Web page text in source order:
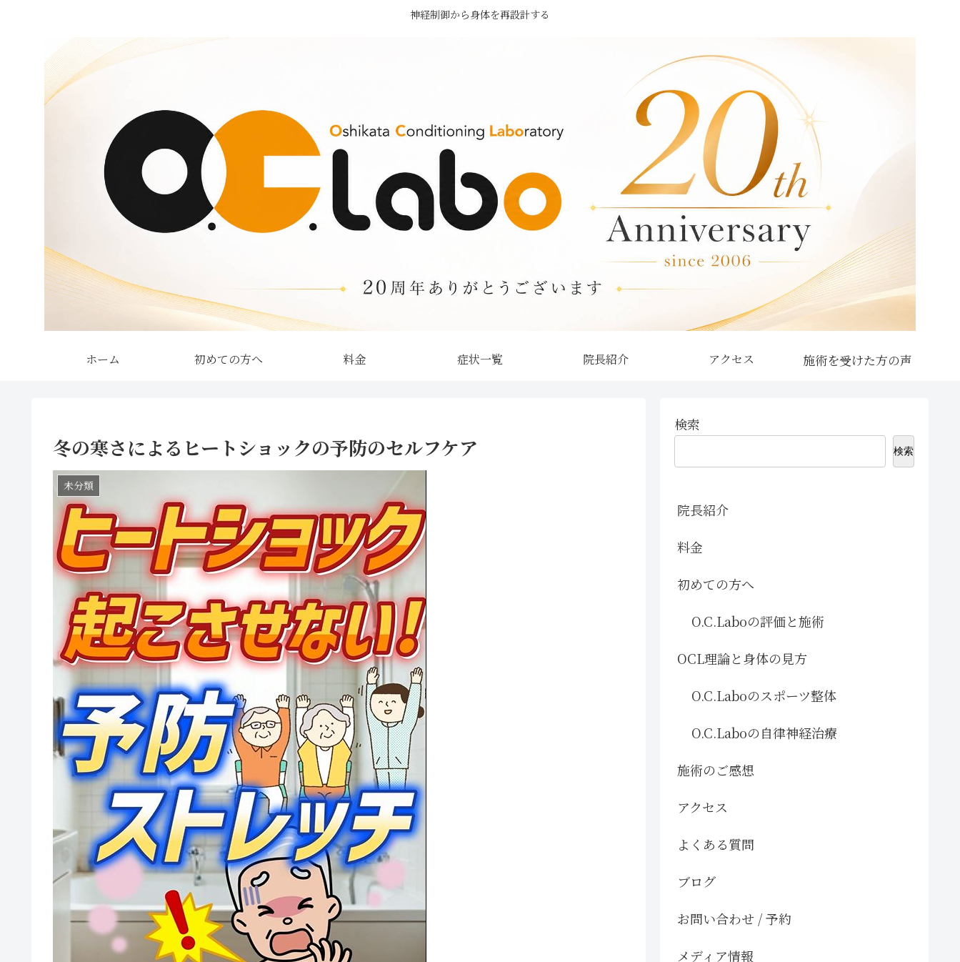
神経制御から身体を再設計する
ホーム 初めての方へ 料金 症状一覧 院長紹介 アクセス
冬の寒さによるヒートショックの予防のセルフケア
未分類
検索
検索
院長紹介
料金
初めての方へ
O.C.Laboの評価と施術
OCL理論と身体の見方
O.C.Laboのスポーツ整体
O.C.Laboの自律神経治療
施術のご感想
アクセス
よくある質問
ブログ
お問い合わせ / 予約
メディア情報